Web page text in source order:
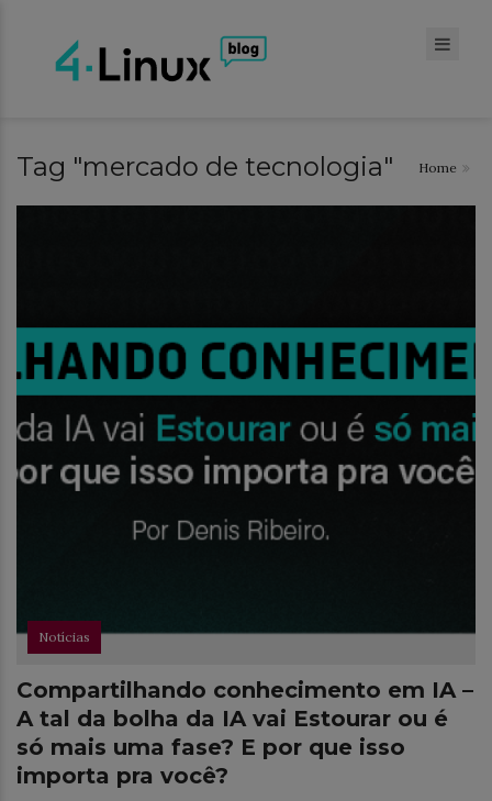
Tag "mercado de tecnologia" Home
Notícias
Compartilhando conhecimento em IA –
A tal da bolha da IA vai Estourar ou é
só mais uma fase? E por que isso
importa pra você?